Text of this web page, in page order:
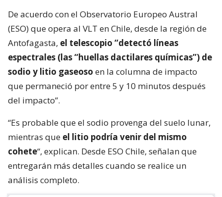
De acuerdo con el Observatorio Europeo Austral
(ESO) que opera al VLT en Chile, desde la región de
Antofagasta, el telescopio “detectó líneas
espectrales (las “huellas dactilares químicas”) de
sodio y litio gaseoso en la columna de impacto
que permaneció por entre 5 y 10 minutos después
del impacto”.
“Es probable que el sodio provenga del suelo lunar,
mientras que el litio podría venir del mismo
cohete“, explican. Desde ESO Chile, señalan que
entregarán más detalles cuando se realice un
análisis completo.